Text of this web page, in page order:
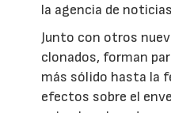
la agencia de
Junto con otros
clonados, forman
más sólido hasta la
efectos sobre el